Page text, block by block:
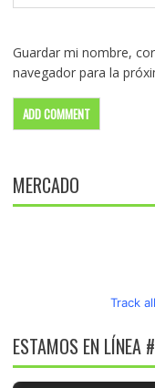
Guardar mi nombre,
navegador para la
MERCADO
Track
ESTAMOS EN LÍNEA